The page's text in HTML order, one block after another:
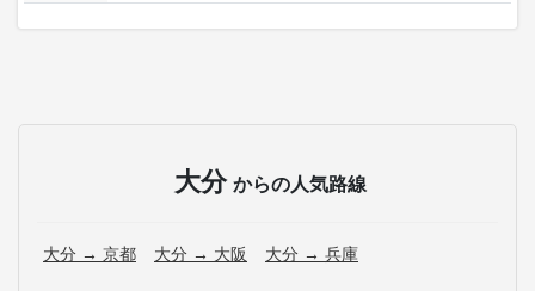
大分 からの人気路線
大分 → 京都 大分 → 大阪 大分 → 兵庫